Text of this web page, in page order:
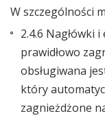
W szczególności
2.4.6 Nagłówki
prawidłowo
obsługiwana
który
zagnieżdżone